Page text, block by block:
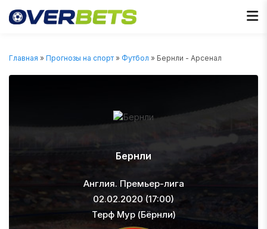
Главная » Прогнозы на спорт » Футбол » Бернли - Арсенал
Бернли
Англия. Премьер-лига
02.02.2020 (17:00)
Терф Мур (Бёрнли)